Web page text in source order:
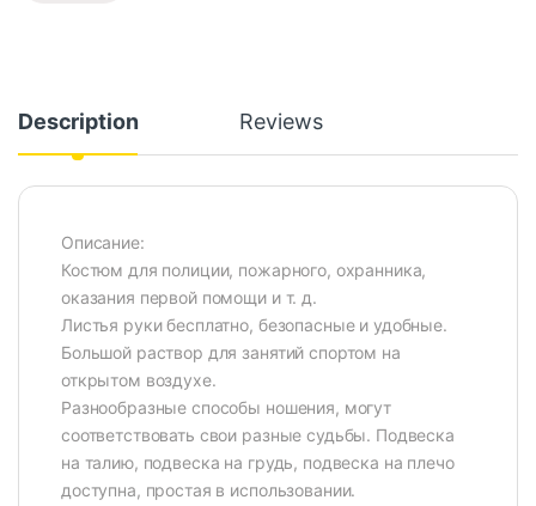
Description Reviews
Описание:
Костюм для полиции, пожарного, охранника,
оказания первой помощи и т. д.
Листья руки бесплатно, безопасные и удобные.
Большой раствор для занятий спортом на
открытом воздухе.
Разнообразные способы ношения, могут
соответствовать свои разные судьбы. Подвеска
на талию, подвеска на грудь, подвеска на плечо
доступна, простая в использовании.